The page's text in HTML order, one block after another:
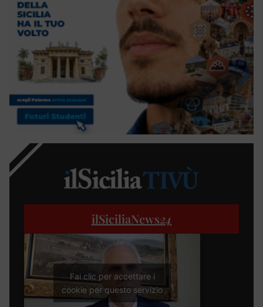
ilSiciliaNews24
Fai clic per accettare i
cookie per questo servizio